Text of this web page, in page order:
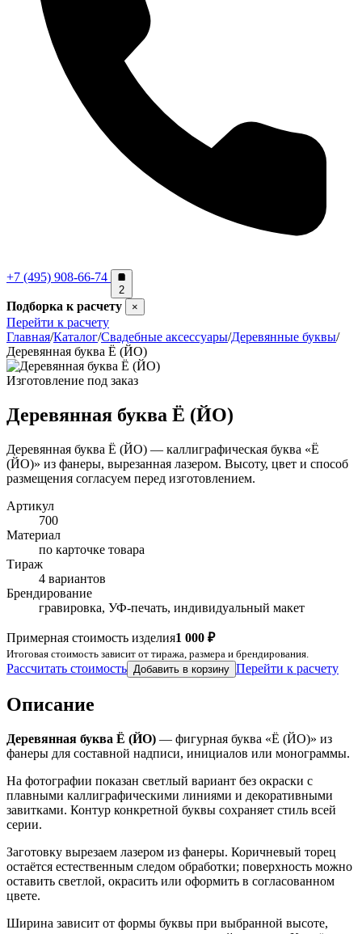
+7 (495) 908-66-74
2
Подборка к расчету ×
Перейти к расчету
Главная/Каталог/Свадебные аксессуары/Деревянные буквы/
Деревянная буква Ё (ЙО)
Изготовление под заказ
Деревянная буква Ё (ЙО)
Деревянная буква Ё (ЙО) — каллиграфическая буква «Ё
(ЙО)» из фанеры, вырезанная лазером. Высоту, цвет и способ
размещения согласуем перед изготовлением.
Артикул
700
Материал
по карточке товара
Тираж
4 вариантов
Брендирование
гравировка, УФ-печать, индивидуальный макет
Примерная стоимость изделия1 000 ₽
Итоговая стоимость зависит от тиража, размера и брендирования.
Рассчитать стоимость Добавить в корзину Перейти к расчету
Описание
Деревянная буква Ё (ЙО) — фигурная буква «Ё (ЙО)» из
фанеры для составной надписи, инициалов или монограммы.
На фотографии показан светлый вариант без окраски с
плавными каллиграфическими линиями и декоративными
завитками. Контур конкретной буквы сохраняет стиль всей
серии.
Заготовку вырезаем лазером из фанеры. Коричневый торец
остаётся естественным следом обработки; поверхность можно
оставить светлой, окрасить или оформить в согласованном
цвете.
Ширина зависит от формы буквы при выбранной высоте,